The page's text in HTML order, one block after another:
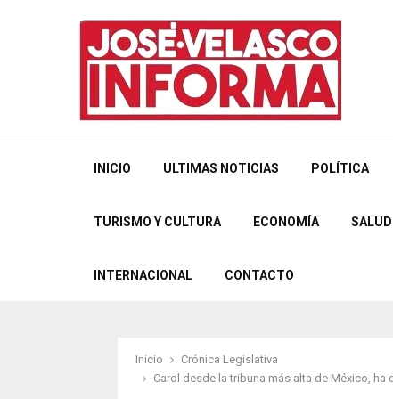
INICIO ULTIMAS NOTICIAS POLÍTICA
TURISMO Y CULTURA ECONOMÍA SALUD
INTERNACIONAL CONTACTO
Inicio
Crónica Legislativa
Carol desde la tribuna más alta de México,